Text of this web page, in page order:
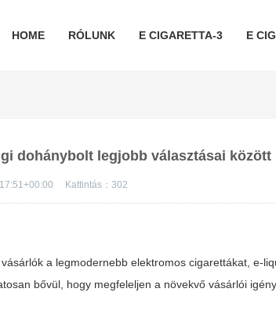
HOME RÓLUNK E CIGARETTA-3 E
dohánybolt legjobb választásai között
Kattintás：302
a legmodernebb elektromos cigarettákat, e-
bővül, hogy megfeleljen a növekvő vásárlói